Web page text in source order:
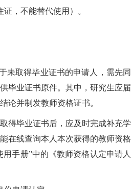
，不能替代使用）。
未取得毕业证书的申请人，需先同
毕业证书原件。其中，研究生应届
论并制发教师资格证书。
得毕业证书后，应及时完成补充学
在线查询本人本次获得的教师资格
手册”中的《教师资格认定申请人